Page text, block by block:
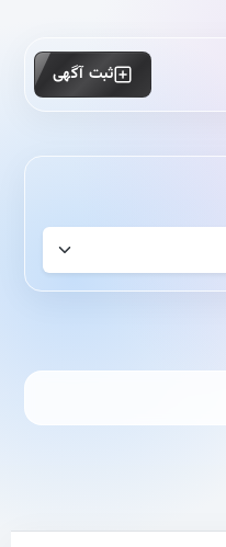
ثبت آگهی